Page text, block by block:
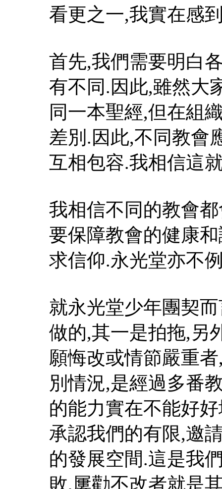
看更之一,我實在感
首先,我們需要明白
有不同.因此,雖然大
同一本聖經,但在組
差別.因此,不同教會
互相包容.我相信這
我相信不同的教會
要保障教會的健康
求信仰.永光堂亦不
就永光堂少年團契
做的,其一是拍拖,另
願悔改或情節嚴重
別情況,是經過多番
的能力實在不能好
承認我們的有限,邀
的發展空間.這是我
敗,屢勸不改者就是